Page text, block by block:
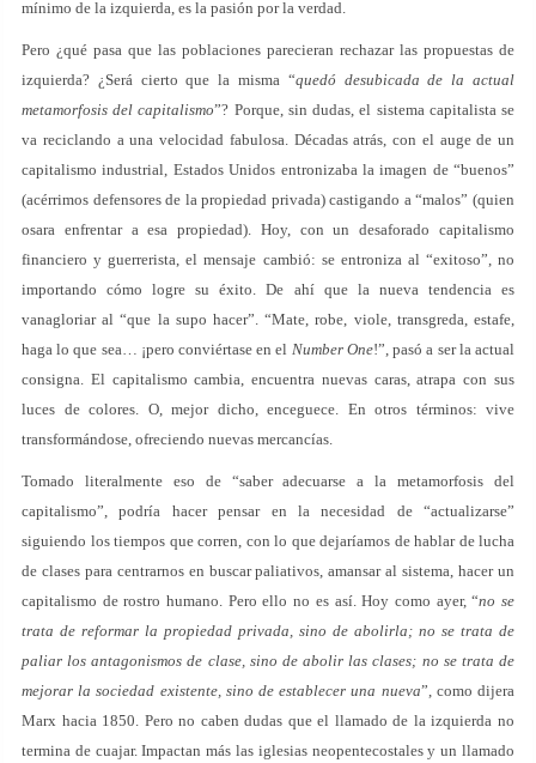
mínimo de la izquierda, es la pasión por la verdad.
Pero ¿qué pasa que las poblaciones parecieran rechazar las propuestas de
izquierda? ¿Será cierto que la misma “quedó desubicada de la actual
metamorfosis del capitalismo”? Porque, sin dudas, el sistema capitalista se
va reciclando a una velocidad fabulosa. Décadas atrás, con el auge de un
capitalismo industrial, Estados Unidos entronizaba la imagen de “buenos”
(acérrimos defensores de la propiedad privada) castigando a “malos” (quien
osara enfrentar a esa propiedad). Hoy, con un desaforado capitalismo
financiero y guerrerista, el mensaje cambió: se entroniza al “exitoso”, no
importando cómo logre su éxito. De ahí que la nueva tendencia es
vanagloriar al “que la supo hacer”. “Mate, robe, viole, transgreda, estafe,
haga lo que sea… ¡pero conviértase en el Number One!”, pasó a ser la actual
consigna. El capitalismo cambia, encuentra nuevas caras, atrapa con sus
luces de colores. O, mejor dicho, enceguece. En otros términos: vive
transformándose, ofreciendo nuevas mercancías.
Tomado literalmente eso de “saber adecuarse a la metamorfosis del
capitalismo”, podría hacer pensar en la necesidad de “actualizarse”
siguiendo los tiempos que corren, con lo que dejaríamos de hablar de lucha
de clases para centrarnos en buscar paliativos, amansar al sistema, hacer un
capitalismo de rostro humano. Pero ello no es así. Hoy como ayer, “no se
trata de reformar la propiedad privada, sino de abolirla; no se trata de
paliar los antagonismos de clase, sino de abolir las clases; no se trata de
mejorar la sociedad existente, sino de establecer una nueva”, como dijera
Marx hacia 1850. Pero no caben dudas que el llamado de la izquierda no
termina de cuajar. Impactan más las iglesias neopentecostales y un llamado